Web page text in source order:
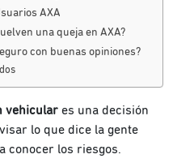
AXA
una queja en AXA?
con buenas opiniones?
vehicular es una decisión
lo que dice la gente
conocer los riesgos.